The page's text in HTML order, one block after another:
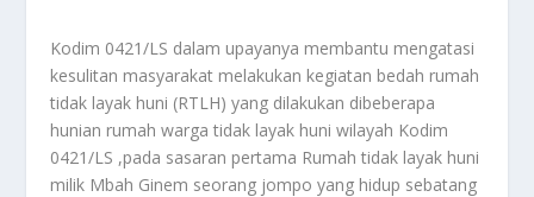
Kodim 0421/LS dalam upayanya membantu mengatasi
kesulitan masyarakat melakukan kegiatan bedah rumah
tidak layak huni (RTLH) yang dilakukan dibeberapa
hunian rumah warga tidak layak huni wilayah Kodim
0421/LS ,pada sasaran pertama Rumah tidak layak huni
milik Mbah Ginem seorang jompo yang hidup sebatang